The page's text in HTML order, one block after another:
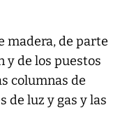
madera, de parte
y de los puestos
columnas de
de luz y gas y las